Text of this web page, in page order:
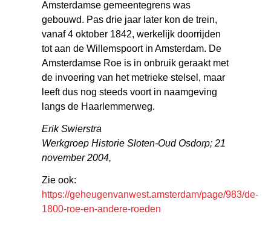
Amsterdamse gemeentegrens was
gebouwd. Pas drie jaar later kon de trein,
vanaf 4 oktober 1842, werkelijk doorrijden
tot aan de Willemspoort in Amsterdam. De
Amsterdamse Roe is in onbruik geraakt met
de invoering van het metrieke stelsel, maar
leeft dus nog steeds voort in naamgeving
langs de Haarlemmerweg.
Erik Swierstra
Werkgroep Historie Sloten-Oud Osdorp;21
november 2004,
Zie ook:
https://geheugenvanwest.amsterdam/page/983/de-
1800-roe-en-andere-roeden